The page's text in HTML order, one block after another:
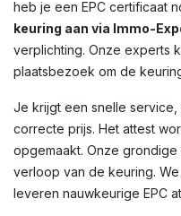
heb je een EPC certificaat
keuring aan via Immo-
verplichting. Onze experts
plaatsbezoek om de
Je krijgt een snelle
correcte prijs. Het attest
opgemaakt. Onze
verloop van de keuring.
leveren nauwkeurige EPC